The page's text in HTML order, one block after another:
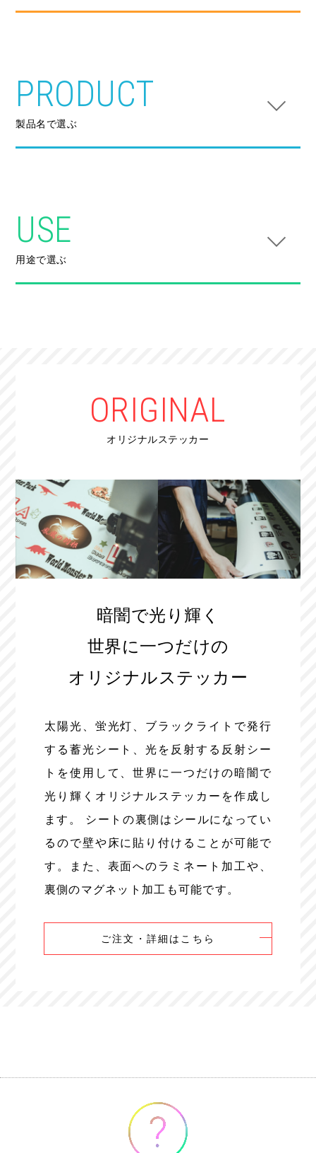
PRODUCT
製品名で選ぶ
USE
用途で選ぶ
ORIGINAL
オリジナルステッカー
暗闇で光り輝く
世界に一つだけの
オリジナルステッカー
太陽光、蛍光灯、ブラックライトで発行
する蓄光シート、光を反射する反射シー
トを使用して、世界に一つだけの暗闇で
光り輝くオリジナルステッカーを作成し
ます。 シートの裏側はシールになってい
るので壁や床に貼り付けることが可能で
す。また、表面へのラミネート加工や、
裏側のマグネット加工も可能です。
ご注文・詳細はこちら